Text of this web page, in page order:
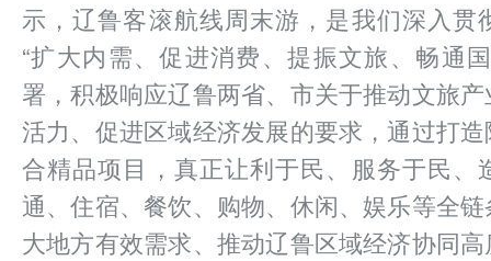
示，辽鲁客滚航线周末游，是我们深入贯
“扩大内需、促进消费、提振文旅、畅通
署，积极响应辽鲁两省、市关于推动文旅
活力、促进区域经济发展的要求，通过打
合精品项目，真正让利于民、服务于民、
通、住宿、餐饮、购物、休闲、娱乐等全
大地方有效需求、推动辽鲁区域经济协同